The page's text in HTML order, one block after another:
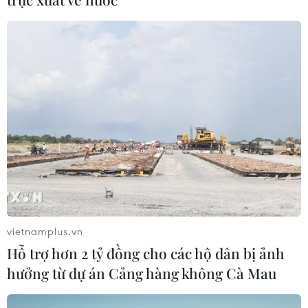
Sở hữu trí tuệ
Quy định sử dụng
RSS
Hỗ trợ
Ngôn ngữ
TTXVN
Dịch vụ tin
Quảng cáo
Liên hệ
vietnamplus.vn
Hỗ trợ hơn 2 tỷ đồng cho các hộ dân bị ảnh
hưởng từ dự án Cảng hàng không Cà Mau